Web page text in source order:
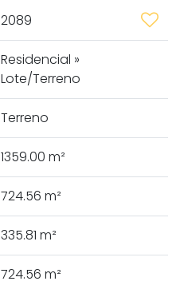
2089
Residencial »
Lote/Terreno
Terreno
1359.00 m²
724.56 m²
335.81 m²
724.56 m²